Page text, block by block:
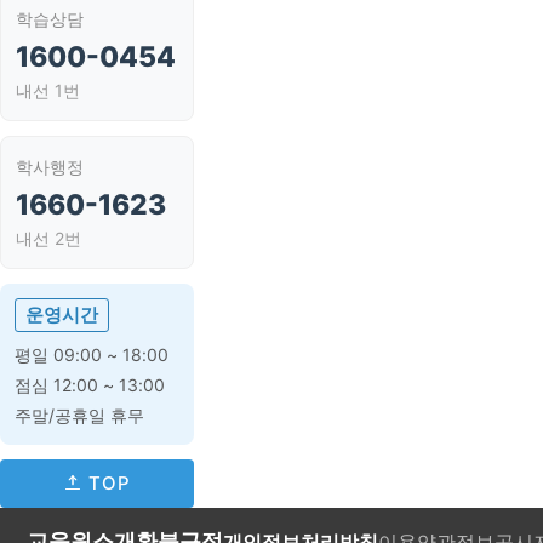
학습상담
1600-0454
내선 1번
학사행정
1660-1623
내선 2번
운영시간
평일 09:00 ~ 18:00
점심 12:00 ~ 13:00
주말/공휴일 휴무
TOP